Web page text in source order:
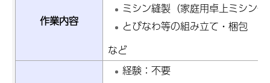
作業内容
ミシン縫製（家庭用卓上ミシン
とびなわ等の組み立て・梱包
など
経験：不要